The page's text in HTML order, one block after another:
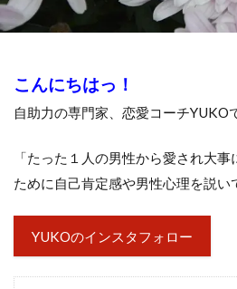
こんにちはっ！
自助力の専門家、恋愛コーチYUKO
「たった１人の男性から愛され大
ために自己肯定感や男性心理を説い
YUKOのインスタフォロー